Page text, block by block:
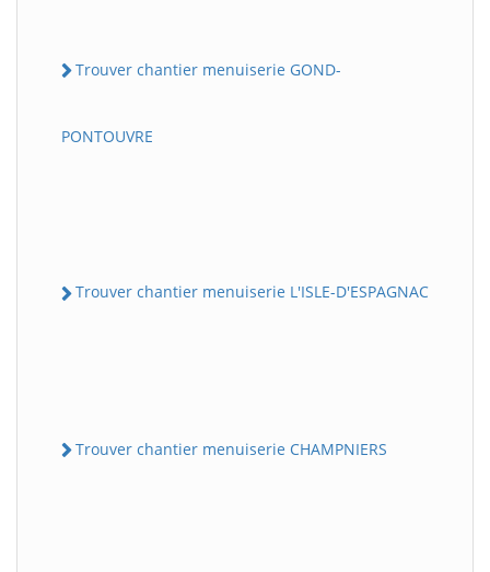
Trouver chantier menuiserie GOND-
PONTOUVRE
Trouver chantier menuiserie L'ISLE-D'ESPAGNAC
Trouver chantier menuiserie CHAMPNIERS